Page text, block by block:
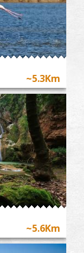
~5.3Km
~5.6Km